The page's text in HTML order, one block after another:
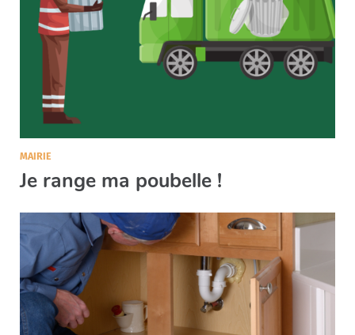
MAIRIE
Je range ma poubelle !